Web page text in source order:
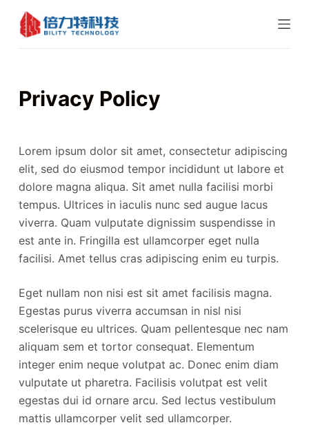
跳
过
Privacy Policy
Lorem ipsum dolor sit amet, consectetur adipiscing
elit, sed do eiusmod tempor incididunt ut labore et
dolore magna aliqua. Sit amet nulla facilisi morbi
tempus. Ultrices in iaculis nunc sed augue lacus
viverra. Quam vulputate dignissim suspendisse in
est ante in. Fringilla est ullamcorper eget nulla
facilisi. Amet tellus cras adipiscing enim eu turpis.
Eget nullam non nisi est sit amet facilisis magna.
Egestas purus viverra accumsan in nisl nisi
scelerisque eu ultrices. Quam pellentesque nec nam
aliquam sem et tortor consequat. Elementum
integer enim neque volutpat ac. Donec enim diam
vulputate ut pharetra. Facilisis volutpat est velit
egestas dui id ornare arcu. Sed lectus vestibulum
mattis ullamcorper velit sed ullamcorper.